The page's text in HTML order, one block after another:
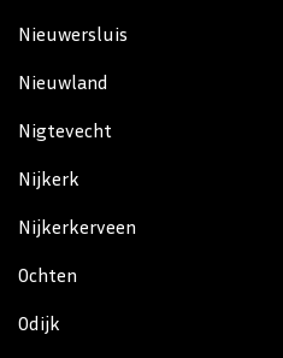
Nieuwersluis
Nieuwland
Nigtevecht
Nijkerk
Nijkerkerveen
Ochten
Odijk